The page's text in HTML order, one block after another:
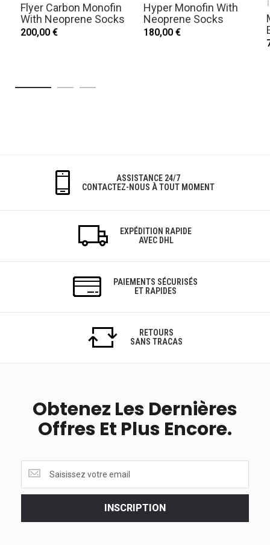
Flyer Carbon Monofin
With Neoprene Socks
200,00 €
Hyper Monofin With
Neoprene Socks
180,00 €
ASSISTANCE 24/7
CONTACTEZ-NOUS À TOUT MOMENT
EXPÉDITION RAPIDE
AVEC DHL
PAIEMENTS SÉCURISÉS
ET RAPIDES
RETOURS
SANS TRACAS
Obtenez Les Dernières
Offres Et Plus Encore.
les
dernières
INSCRIPTION